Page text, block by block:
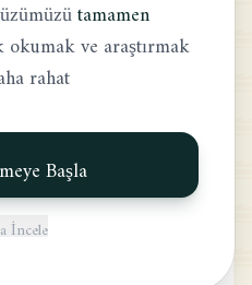
Mahiyeti,
Hikmeti
bir şeye
Bir şeye
ve araştırmak
rahat.
Başla
İncele